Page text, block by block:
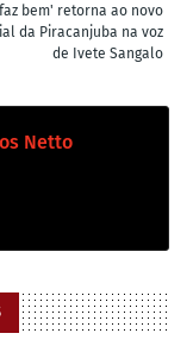
bem' retorna ao novo
da Piracanjuba na voz
de Ivete Sangalo
Netto